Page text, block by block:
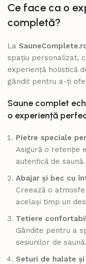
Ce face ca o
completă?
La
spațiu personalizat,
experiență holistică
gândit pentru a-ți
Saune complet
o experiență
Pietre speciale
Asigură o retenție
autentică de saună.
Abajar și bec cu
Creează o
același timp un
Tetiere
Gândite pentru a
sesiunilor de saună.
Seturi de halate